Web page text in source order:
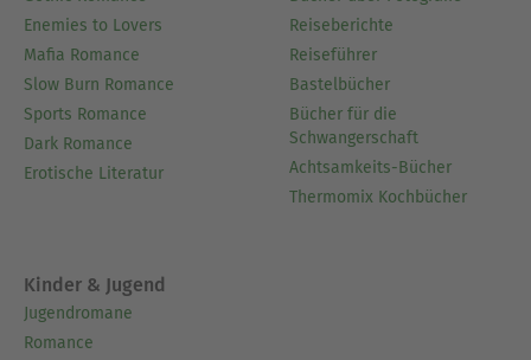
Enemies to Lovers
Mafia Romance
Slow Burn Romance
Sports Romance
Dark Romance
Erotische Literatur
Reiseberichte
Reiseführer
Bastelbücher
Bücher für die
Schwangerschaft
Achtsamkeits-Bücher
Thermomix Kochbücher
Kinder & Jugend
Jugendromane
Romance